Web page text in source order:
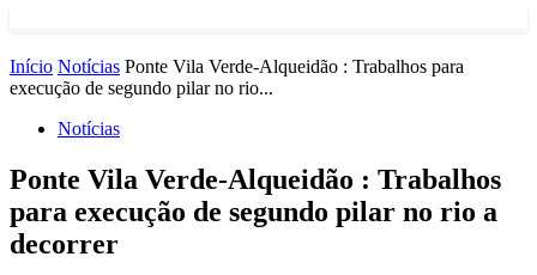
Início Notícias Ponte Vila Verde-Alqueidão : Trabalhos para
execução de segundo pilar no rio...
Notícias
Ponte Vila Verde-Alqueidão : Trabalhos
para execução de segundo pilar no rio a
decorrer